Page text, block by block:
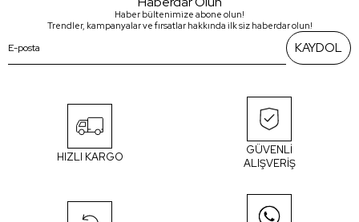
Haber bültenimize abone olun!
Trendler, kampanyalar ve fırsatlar hakkında ilk siz haberdar olun!
KAYDOL
HIZLI KARGO
GÜVENLİ
ALIŞVERİŞ